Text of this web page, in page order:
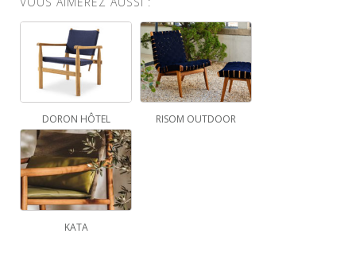
DORON HÔTEL RISOM OUTDOOR
KATA